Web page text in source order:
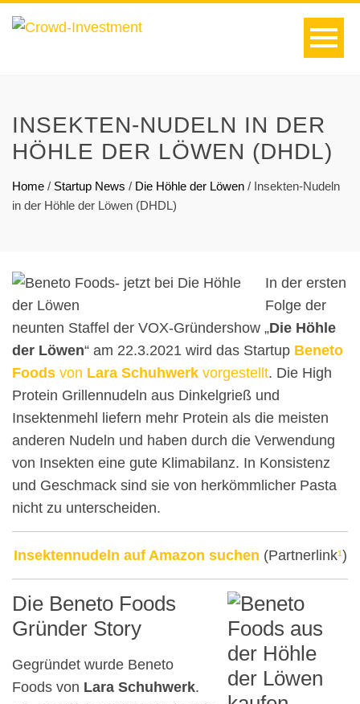
INSEKTEN-NUDELN IN DER
HÖHLE DER LÖWEN (DHDL)
Home / Startup News / Die Höhle der Löwen / Insekten-Nudeln
in der Höhle der Löwen (DHDL)
In der ersten
Folge der
neunten Staffel der VOX-Gründershow „Die Höhle
der Löwen“ am 22.3.2021 wird das Startup Beneto
Foods von Lara Schuhwerk vorgestellt. Die High
Protein Grillennudeln aus Dinkelgrieß und
Insektenmehl liefern mehr Protein als die meisten
anderen Nudeln und haben durch die Verwendung
von Insekten eine gute Klimabilanz. In Konsistenz
und Geschmack sind sie von herkömmlicher Pasta
nicht zu unterscheiden.
Insektennudeln auf Amazon suchen (Partnerlink¹)
Die Beneto Foods
Gründer Story
Gegründet wurde Beneto
Foods von Lara Schuhwerk.